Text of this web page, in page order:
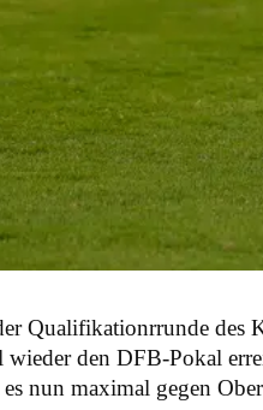
Qualifikationrrunde
wieder den DFB-Pokal
nun maximal gegen